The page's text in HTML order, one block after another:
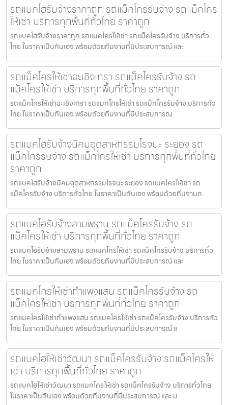
รถแบคโฮรับจ้างราคาถูก รถแม็คโครรับจ้าง รถแม็คโคร
ให้เช่า บริการทุกพื้นที่ทั่วไทย ราคาถูก
รถแบคโฮรับจ้างราคาถูก รถแมคโครให้เช่า รถแม็คโครรับจ้าง บริการทั่ว
ไทย ในราคาเป็นกันเอง พร้อมด้วยทีมงานที่มีประสบการณ์ และ
รถแม็คโครให้เช่าฉะเชิงเทรา รถแม็คโครรับจ้าง รถ
แม็คโครให้เช่า บริการทุกพื้นที่ทั่วไทย ราคาถูก
รถแม็คโครให้เช่าฉะเชิงเทรา รถแมคโครให้เช่า รถแม็คโครรับจ้าง บริการทั่ว
ไทย ในราคาเป็นกันเอง พร้อมด้วยทีมงานที่มีประสบการณ
รถแบคโฮรับจ้างนิคมอุตสาหกรรมโรจนะ ระยอง รถ
แม็คโครรับจ้าง รถแม็คโครให้เช่า บริการทุกพื้นที่ทั่วไทย
ราคาถูก
รถแบคโฮรับจ้างนิคมอุตสาหกรรมโรจนะ ระยอง รถแมคโครให้เช่า รถ
แม็คโครรับจ้าง บริการทั่วไทย ในราคาเป็นกันเอง พร้อมด้วยทีมงานท
รถแบคโฮรับจ้างสามพราน รถแม็คโครรับจ้าง รถ
แม็คโครให้เช่า บริการทุกพื้นที่ทั่วไทย ราคาถูก
รถแบคโฮรับจ้างสามพราน รถแมคโครให้เช่า รถแม็คโครรับจ้าง บริการทั่ว
ไทย ในราคาเป็นกันเอง พร้อมด้วยทีมงานที่มีประสบการณ์ และ
รถแมคโครให้เช่ากำแพงแสน รถแม็คโครรับจ้าง รถ
แม็คโครให้เช่า บริการทุกพื้นที่ทั่วไทย ราคาถูก
รถแมคโครให้เช่ากำแพงแสน รถแมคโครให้เช่า รถแม็คโครรับจ้าง บริการทั่ว
ไทย ในราคาเป็นกันเอง พร้อมด้วยทีมงานที่มีประสบการณ์ แ
รถแบคโฮให้เช่าวัฒนา รถแม็คโครรับจ้าง รถแม็คโครให้
เช่า บริการทุกพื้นที่ทั่วไทย ราคาถูก
รถแบคโฮให้เช่าวัฒนา รถแมคโครให้เช่า รถแม็คโครรับจ้าง บริการทั่วไทย
ในราคาเป็นกันเอง พร้อมด้วยทีมงานที่มีประสบการณ์ และ ม